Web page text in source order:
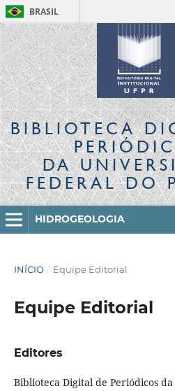
BRASIL
BIBLIOTECA
DA
FEDERAL DO
HIDROGEOLOGIA
INÍCIO / Equipe Editorial
Equipe Editorial
Editores
Biblioteca Digital de Periódicos da